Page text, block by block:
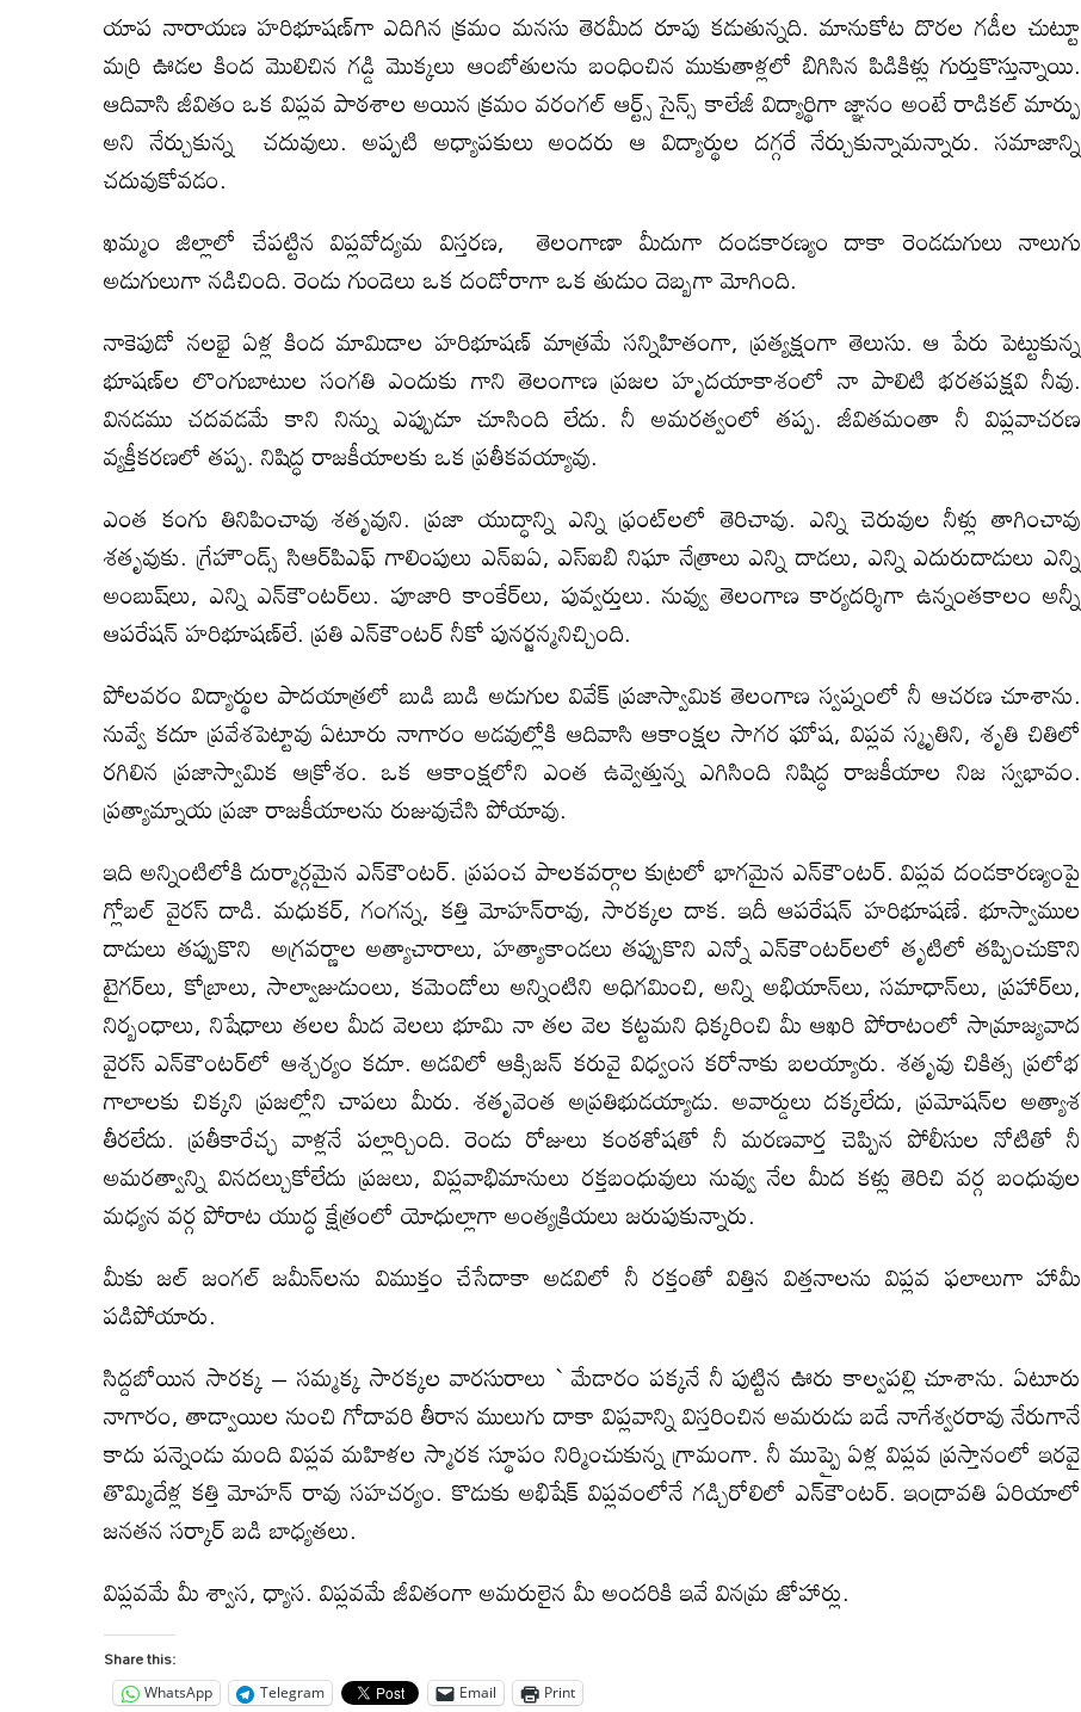
యాప నారాయణ హరిభూషణ్‌గా ఎదిగిన క్రమం మనసు తెరమీద రూపు కడుతున్నది. మానుకోట దొరల గడీల చుట్టూ
మర్రి ఊడల కింద మొలిచిన గడ్డి మొక్కలు ఆంబోతులను బంధించిన ముకుతాళ్లలో బిగిసిన పిడికిళ్లు గుర్తుకొస్తున్నాయి.
ఆదివాసి జీవితం ఒక విప్లవ పాఠశాల అయిన క్రమం వరంగల్‌ ఆర్ట్స్‌ సైన్స్‌ కాలేజీ విద్యార్థిగా జ్ఞానం అంటే రాడికల్‌ మార్పు
అని నేర్చుకున్న చదువులు. అప్పటి అధ్యాపకులు అందరు ఆ విద్యార్థుల దగ్గరే నేర్చుకున్నామన్నారు. సమాజాన్ని
చదువుకోవడం.
ఖమ్మం జిల్లాలో చేపట్టిన విప్లవోద్యమ విస్తరణ, తెలంగాణా మీదుగా దండకారణ్యం దాకా రెండడుగులు నాలుగు
అడుగులుగా నడిచింది. రెండు గుండెలు ఒక దండోరాగా ఒక తుడుం దెబ్బగా మోగింది.
నాకెపుడో నలభై ఏళ్ల కింద మామిడాల హరిభూషణ్‌ మాత్రమే సన్నిహితంగా, ప్రత్యక్షంగా తెలుసు. ఆ పేరు పెట్టుకున్న
భూషణ్‌ల లొంగుబాటుల సంగతి ఎందుకు గాని తెలంగాణ ప్రజల హృదయాకాశంలో నా పాలిటి భరతపక్షవి నీవు.
వినడము చదవడమే కాని నిన్ను ఎప్పుడూ చూసింది లేదు. నీ అమరత్వంలో తప్ప. జీవితమంతా నీ విప్లవాచరణ
వ్యక్తీకరణలో తప్ప. నిషిద్ధ రాజకీయాలకు ఒక ప్రతీకవయ్యావు.
ఎంత కంగు తినిపించావు శతృవుని. ప్రజా యుద్ధాన్ని ఎన్ని ఫ్రంట్‌లలో తెరిచావు. ఎన్ని చెరువుల నీళ్లు తాగించావు
శతృవుకు. గ్రేహౌండ్స్‌ సిఆర్‌పిఎఫ్‌ గాలింపులు ఎన్‌ఐఏ, ఎస్‌ఐబి నిఘా నేత్రాలు ఎన్ని దాడలు, ఎన్ని ఎదురుదాడులు ఎన్ని
అంబుష్‌లు, ఎన్ని ఎన్‌కౌంటర్‌లు. పూజారి కాంకేర్‌లు, పువ్వర్తులు. నువ్వు తెలంగాణ కార్యదర్శిగా ఉన్నంతకాలం అన్నీ
ఆపరేషన్‌ హరిభూషణ్‌లే. ప్రతి ఎన్‌కౌంటర్‌ నీకో పునర్జన్మనిచ్చింది.
పోలవరం విద్యార్థుల పాదయాత్రలో బుడి బుడి అడుగుల వివేక్‌ ప్రజాస్వామిక తెలంగాణ స్వప్నంలో నీ ఆచరణ చూశాను.
నువ్వే కదూ ప్రవేశపెట్టావు ఏటూరు నాగారం అడవుల్లోకి ఆదివాసి ఆకాంక్షల సాగర ఘోష, విప్లవ స్మృతిని, శృతి చితిలో
రగిలిన ప్రజాస్వామిక ఆక్రోశం. ఒక ఆకాంక్షలోని ఎంత ఉవ్వెత్తున్న ఎగిసింది నిషిద్ధ రాజకీయాల నిజ స్వభావం.
ప్రత్యామ్నాయ ప్రజా రాజకీయాలను రుజువుచేసి పోయావు.
ఇది అన్నింటిలోకి దుర్మార్గమైన ఎన్‌కౌంటర్‌. ప్రపంచ పాలకవర్గాల కుట్రలో భాగమైన ఎన్‌కౌంటర్‌. విప్లవ దండకారణ్యంపై
గ్లోబల్‌ వైరస్‌ దాడి. మధుకర్‌, గంగన్న, కత్తి మోహన్‌రావు, సారక్కల దాక. ఇదీ ఆపరేషన్‌ హరిభూషణే. భూస్వాముల
దాడులు తప్పుకొని అగ్రవర్ణాల అత్యాచారాలు, హత్యాకాండలు తప్పుకొని ఎన్నో ఎన్‌కౌంటర్‌లలో తృటిలో తప్పించుకొని
టైగర్‌లు, కోబ్రాలు, సాల్వాజుడుంలు, కమెండోలు అన్నింటిని అధిగమించి, అన్ని అభియాన్‌లు, సమాధాన్‌లు, ప్రహార్‌లు,
నిర్బంధాలు, నిషేధాలు తలల మీద వెలలు భూమి నా తల వెల కట్టమని ధిక్కరించి మీ ఆఖరి పోరాటంలో సామ్రాజ్యవాద
వైరస్‌ ఎన్‌కౌంటర్‌లో ఆశ్చర్యం కదూ. అడవిలో ఆక్సిజన్‌ కరువై విధ్వంస కరోనాకు బలయ్యారు. శతృవు చికిత్స ప్రలోభ
గాలాలకు చిక్కని ప్రజల్లోని చాపలు మీరు. శతృవెంత అప్రతిభుడయ్యాడు. అవార్డులు దక్కలేదు, ప్రమోషన్‌ల అత్యాశ
తీరలేదు. ప్రతీకారేచ్ఛ‌ వాళ్లనే పల్లార్చింది. రెండు రోజులు కంఠశోషతో నీ మరణవార్త చెప్పిన పోలీసుల నోటితో నీ
అమరత్వాన్ని వినదల్చుకోలేదు ప్రజలు, విప్లవాభిమానులు రక్తబంధువులు నువ్వు నేల మీద కళ్లు తెరిచి వర్గ బంధువుల
మధ్యన వర్గ పోరాట యుద్ధ క్షేత్రంలో యోధుల్లాగా అంత్యక్రియలు జరుపుకున్నారు.
మీకు జల్‌ జంగల్‌ జమీన్‌లను విముక్తం చేసేదాకా అడవిలో నీ రక్తంతో విత్తిన విత్తనాలను విప్లవ ఫలాలుగా హామీ
పడిపోయారు.
సిద్దబోయిన సారక్క – సమ్మక్క సారక్కల వారసురాలు ` మేడారం పక్కనే నీ పుట్టిన ఊరు కాల్వపల్లి చూశాను. ఏటూరు
నాగారం, తాడ్వాయిల నుంచి గోదావరి తీరాన ములుగు దాకా విప్లవాన్ని విస్తరించిన అమరుడు బడే నాగేశ్వరరావు నేరుగానే
కాదు పన్నెండు మంది విప్లవ మహిళల స్మారక స్థూపం నిర్మించుకున్న గ్రామంగా. నీ ముప్పై ఏళ్ల విప్లవ ప్రస్తానంలో ఇరవై
తొమ్మిదేళ్ల కత్తి మోహన్‌ రావు సహచర్యం. కొడుకు అభిషేక్‌ విప్లవంలోనే గడ్చిరోలిలో ఎన్‌కౌంటర్‌. ఇంద్రావతి ఏరియాలో
జనతన సర్కార్‌ బడి బాధ్యతలు.
విప్లవమే మీ శ్వాస, ధ్యాస. విప్లవమే జీవితంగా అమరులైన మీ అందరికి ఇవే వినమ్ర జోహార్లు.
Share this:
WhatsApp Telegram Email Print